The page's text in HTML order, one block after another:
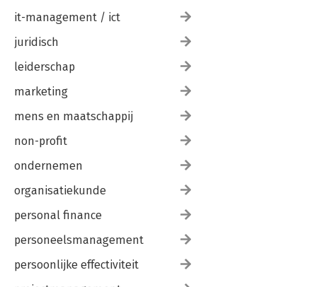
it-management / ict
juridisch
leiderschap
marketing
mens en maatschappij
non-profit
ondernemen
organisatiekunde
personal finance
personeelsmanagement
persoonlijke effectiviteit